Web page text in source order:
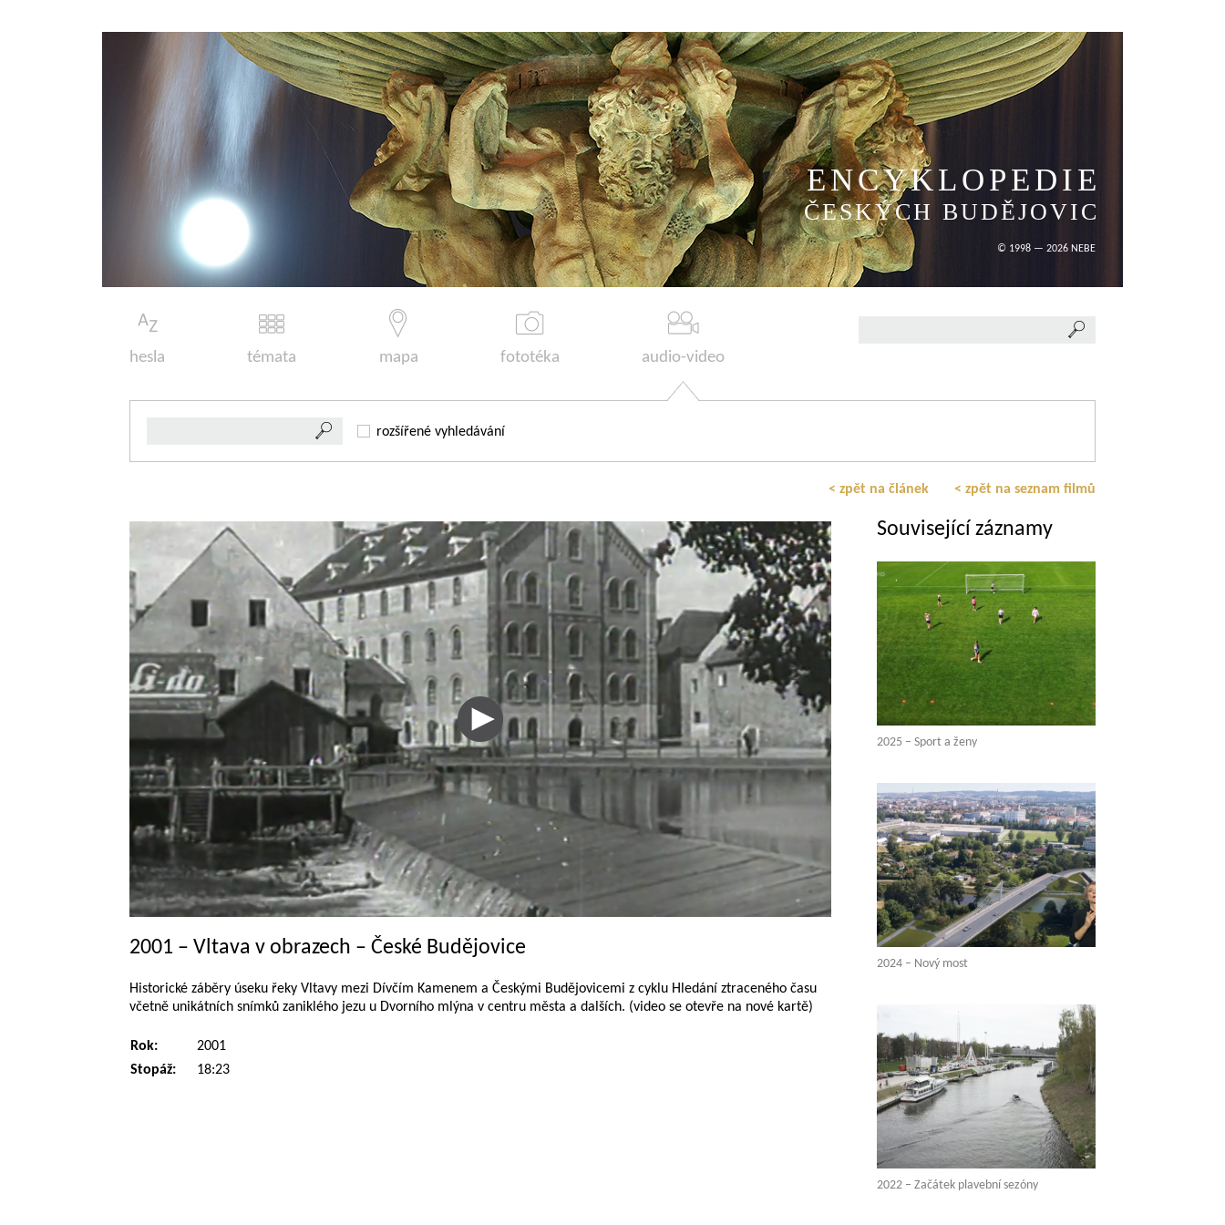
ENCYKLOPEDIE
ČESKÝCH BUDĚJOVIC
© 1998 — 2026 NEBE
hesla témata mapa fototéka audio-video
rozšířené vyhledávání
< zpět na článek < zpět na seznam filmů
2001 – Vltava v obrazech – České Budějovice
Historické záběry úseku řeky Vltavy mezi Dívčím Kamenem a Českými Budějovicemi z cyklu Hledání ztraceného času
včetně unikátních snímků zaniklého jezu u Dvorního mlýna v centru města a dalších. (video se otevře na nové kartě)
Rok:
2001
Stopáž:
18:23
Související záznamy
2025 – Sport a ženy
2024 – Nový most
2022 – Začátek plavební sezóny